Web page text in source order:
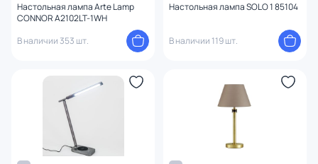
Настольная лампа Arte Lamp
CONNOR A2102LT-1WH
В наличии 353 шт.
Настольная лампа SOLO 1 85104
В наличии 119 шт.